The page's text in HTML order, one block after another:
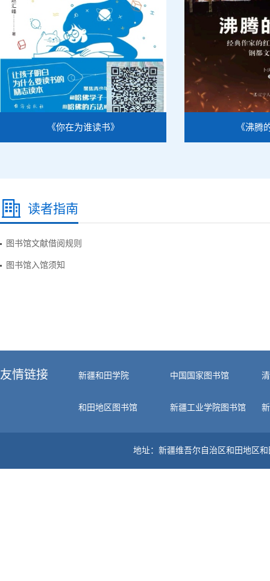
《你在为谁读书》 《沸腾
读者指南
图书馆文献借阅规则
图书馆入馆须知
友情链接 新疆和田学院 中国国家图书馆
和田地区图书馆 新疆工业学院图书馆
地址：新疆维吾尔自治区和田地区